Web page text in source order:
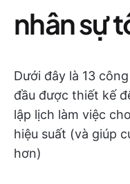
nhân sự
Dưới đây là 13
đầu được thiết kế
lập lịch làm việc
hiệu suất (và giúp
hơn)